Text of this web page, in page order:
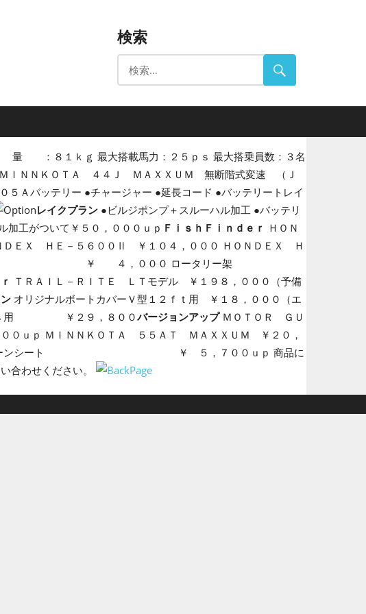
検索
ｋｇ 最大搭載馬力：２５ｐｓ 最大搭乗員数：３名
ＭＩＮＮＫＯＴＡ ４４Ｊ ＭＡＸＸＵＭ 無断階式変速 （Ｊ
Ａバッテリー ●チャージャー ●延長コード ●バッテリートレイ
レイクプラン ●ビルジポンプ＋スルーハル加工 ●バッテリ
加工がついて￥５０，０００ｕｐ ＦｉｓｈＦｉｎｄｅｒ ＨＯＮ
Ｘ ＨＥ－５６００Ⅱ ￥１０４，０００ ＨＯＮＤＥＸ Ｈ
センサー ￥ ４，０００ ロータリー架
ＴＲＡＩＬ－ＲＩＴＥ ＬＴモデル ￥１９８，０００（予備
オリジナルボートカバーＶ型１２ｆｔ用 ￥１８，０００（エ
用 ￥２９，８００バージョンアップＭＯＴＯＲ ＧＵ
ｕｐ ＭＩＮＮＫＯＴＡ ５５ＡＴ ＭＡＸＸＵＭ ￥２０，
プロリーンシート ￥ ５，７００ｕｐ 商品に
合わせください。